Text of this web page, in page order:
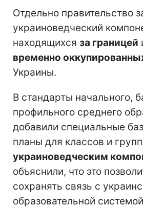
Отдельно правительство
украиноведческий
находящихся за границей
временно
Украины.
В стандарты начального,
профильного среднего
добавили специальные
планы для классов и групп
украиноведческим
объяснили, что это
сохранять связь с
образовательной